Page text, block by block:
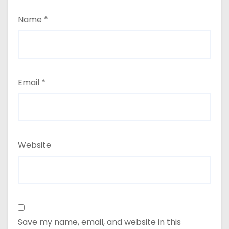
Name *
Email *
Website
Save my name, email, and website in this